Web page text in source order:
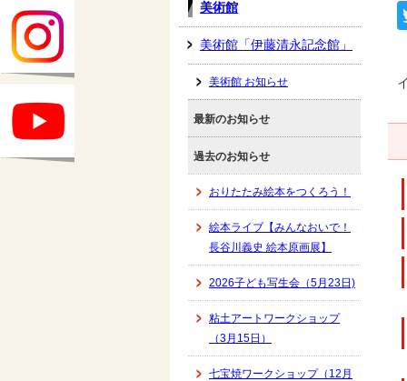
美術館
美術館「伊藤清永記念館」
美術館 お知らせ
最新のお知らせ
過去のお知らせ
おりたたみ絵本をつくろう！
絵本ライブ【みんなおいで！
長谷川義史 絵本原画展】
2026子ども写生会（5月23日)
粘土アートワークショップ
（3月15日）
七宝焼ワークショップ（12月